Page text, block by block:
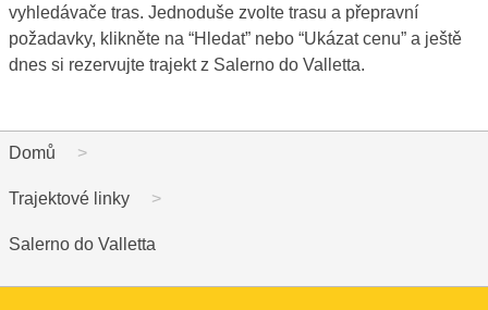
vyhledávače tras. Jednoduše zvolte trasu a přepravní
požadavky, klikněte na “Hledat” nebo “Ukázat cenu” a ještě
dnes si rezervujte trajekt z Salerno do Valletta.
Domů
Trajektové linky
Salerno do Valletta